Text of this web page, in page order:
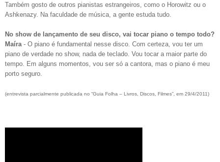
Também gosto de outros pianistas estrangeiros, como o Horowitz ou o
Ashkenazy. Na faculdade de música, a gente estuda tudo.
No show de lançamento de seu disco, vai tocar piano o tempo todo?
Maíra - O piano é fundamental nesse disco. Com certeza, vou ter um
piano de verdade no show, nada de teclado. Vou tocar a maior parte do
tempo. Em alguns momentos, vou ser só a cantora, mas o piano é meu
porto seguro.
(entrevista parcialmente publicada no “Guia Folha – Livros, Discos, Filmes”, em 29/4/2011)